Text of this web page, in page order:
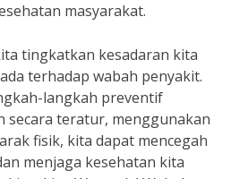
masyarakat.
tingkatkan kesadaran kita
terhadap wabah penyakit.
langkah preventif
secara teratur, menggunakan
fisik, kita dapat mencegah
menjaga kesehatan kita